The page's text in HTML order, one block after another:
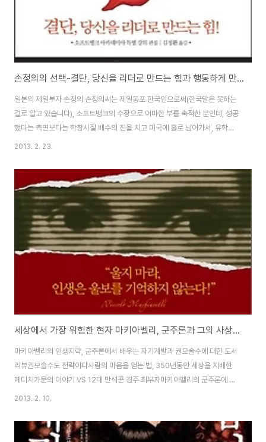
손정의의 선택-결단, 당신을 리더로 만드는 힘과 행동하게 만들어주는 실행력에 도움이 되는 책 서평 리뷰
일본의 제일부자 손정의 손정의씨는 제일동포 한국인으로써(한국말은 못하는
걸로 알고 있습니다), 소프트뱅크의 수장으로 어마한 부를 축적한 분인데, 성공
했다는 측면보다는 학창시절 배수의 진을 치고 미국에 홀로 넘어가서, 유학을
하고 일본에 돌아와서 직원 두명을 데리고 사업을 시작했는데, 그때나 지금이
책은 소프트뱅크 아카데미아 특별 강의의 편집본으로 손정의 회장이 자신의 후
계자를 양성하기 위해 학생을 모집해 문을 연 학교에서 열린 공개 특별강의인
의사결정의 비법과 손의 제곱병법을 바탕으로 구성되어 있는 책입니다. 1강은
손정의가 제시하는 30가지 질문이라는 강좌로 당신이 리더라면 어떤 선택을
하겠는가라는 내용입니다. 보통 경영도서나 ..
2013. 2. 23.
세상에서 가장 위험한 현자 마키아벨리, 군주론과 그의 사상을 로마사 논고를 통해 다른 시각에서 볼수 있는 도서 서평 리뷰
마키아벨리의 인생지략, 군주론에서 배우는 자기계발과 권모술수에 대한 도서
리뷰권모술수도 전략이다사람의 마음을 얻는 법, 350년동안 세상을 지배한
메디치가문의 이야기 VS 12대 만석꾼 경주 최부자마키아벨리의 군주론에 대
해서 읽어보셨거나, 권모술수나 지배계층이 피지배계층을 다루기 위한 무자비
스를 10년간 연구한 김상근 교수가 군주론이라는 책만을 가지고 이야기하는것
이 아니라, 마키아벨리라는 사람과 그 시대의 역사와 배경을 통해서 우리가 군
2013. 2. 10.